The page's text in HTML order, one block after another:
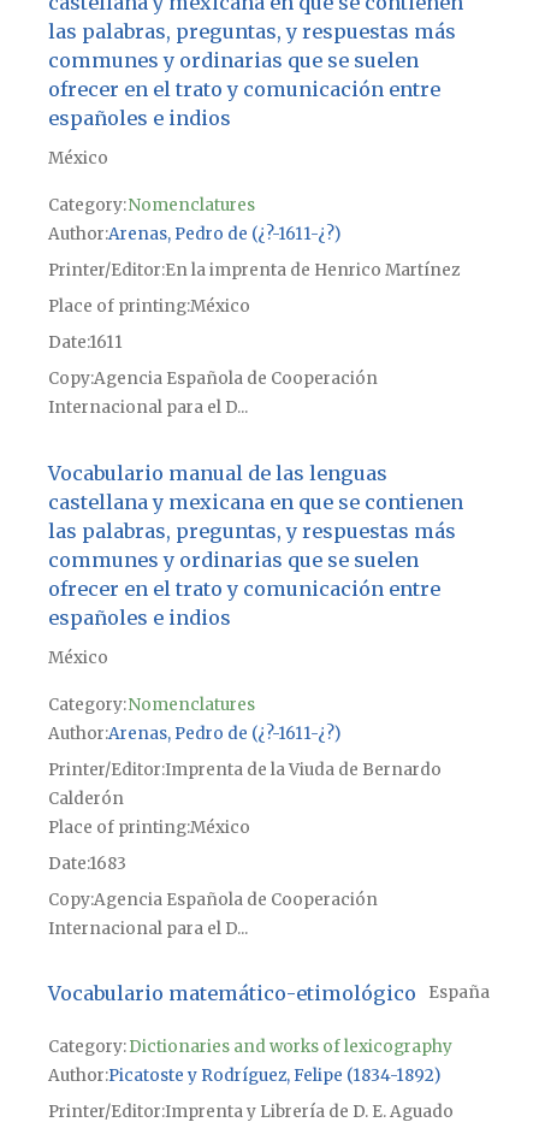
las palabras, preguntas, y respuestas más
communes y ordinarias que se suelen
ofrecer en el trato y comunicación entre
españoles e indios
México
Category:Nomenclatures
Author Arenas, Pedro de (¿?-1611-¿?)
Printer/Editor En la imprenta de Henrico Martínez
Place of printingMéxico
Date1611
CopyAgencia Española de Cooperación
Internacional para el D...
Vocabulario manual de las lenguas
castellana y mexicana en que se contienen
las palabras, preguntas, y respuestas más
communes y ordinarias que se suelen
ofrecer en el trato y comunicación entre
españoles e indios
México
Category:Nomenclatures
Author Arenas, Pedro de (¿?-1611-¿?)
Printer/Editor Imprenta de la Viuda de Bernardo
Calderón
Place of printingMéxico
Date1683
CopyAgencia Española de Cooperación
Internacional para el D...
Vocabulario matemático-etimológico España
Category:Dictionaries and works of lexicography
Author Picatoste y Rodríguez, Felipe (1834-1892)
Printer/Editor Imprenta y Librería de D. E. Aguado